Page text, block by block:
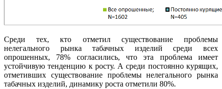
Среди тех, кто отметил существование проблемы
нелегального рынка табачных изделий среди всех
опрошенных, 78% согласились, что эта проблема имеет
устойчивую тенденцию к росту. А среди постоянно курящих,
отметивших существование проблемы нелегального рынка
табачных изделий, динамику роста отметили 80%.